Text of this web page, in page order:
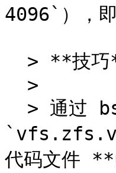
4096`），
代码文件